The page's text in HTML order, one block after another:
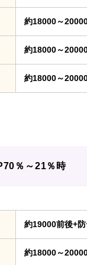
約18000～
約18000～
約18000～
％～21％時
約19000前後+
約18000～